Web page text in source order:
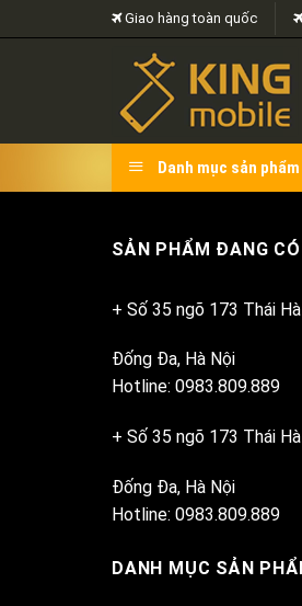
to
Giao hàng toàn quốc
Danh mục sản phẩm
SẢN PHẨM ĐANG
+ Số 35 ngõ 173 Thái Hà
Đống Đa, Hà Nội
Hotline: 0983.809.889
+ Số 35 ngõ 173 Thái Hà
Đống Đa, Hà Nội
Hotline: 0983.809.889
DANH MỤC SẢN